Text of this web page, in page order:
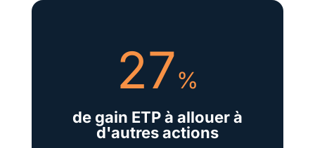
27%
de gain ETP à allouer à
d'autres actions